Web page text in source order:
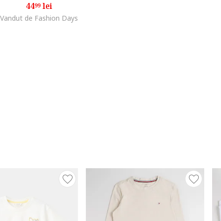
4499lei
Vandut de Fashion Days